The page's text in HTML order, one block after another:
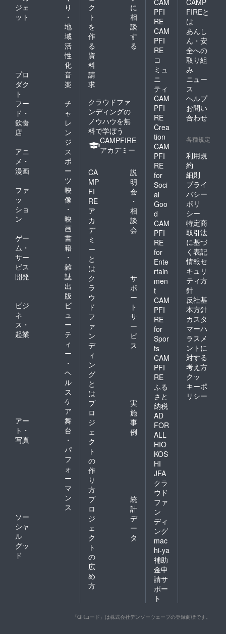
ジェ
ット
り
・
地
域
活
性
化
プロ
ダク
ト
音
楽
フー
ド・
飲食
店
チ
ャ
レ
ン
ジ
アニ
メ・
漫画
ス
ポ
ー
ツ
ファ
ッ
ショ
ン
映
像
・
映
画
ゲー
ム・
サー
ビス
開発
書
籍
・
雑
誌
出
版
ビジ
ネ
ス・
起業
ビ
ュ
ー
テ
ィ
ー
・
ヘ
ル
ス
ケ
ア
アー
ト・
写真
舞
台
・
パ
フ
ォ
ー
マ
ン
ス
ソー
シャ
ル
グッ
ド
ク
ト
を
作
る
に
相
談
す
る
資
料
請
求
クラウドファ
ンディングの
ノウハウを無
料で学ぼう
CAMPFIRE
アカデミー
CA
MP
FI
RE
ア
カ
デ
ミ
ー
と
は
説
明
会
・
相
談
会
ク
ラ
ウ
ド
フ
ァ
ン
デ
ィ
ン
グ
と
は
サ
ポ
ー
ト
サ
ー
ビ
ス
プ
ロ
ジ
ェ
ク
ト
の
作
り
方
実
施
事
例
プ
ロ
ジ
ェ
ク
ト
の
広
め
方
統
計
デ
ー
タ
CAM
PFI
RE
CAM
PFI
RE
コ
ミュ
ニ
ティ
CAM
PFI
RE
Crea
tion
CAM
PFI
RE
for
Soci
al
Goo
d
CAM
PFI
RE
for
Ente
rtain
men
t
CAM
PFI
RE
for
Spor
ts
CAM
PFI
RE
ふる
さと
納税
AD
FOR
ALL
HIO
KOS
HI
JFA
クラ
ウド
ファ
ン
ディ
ング
mac
hi-ya
補助
金申
請サ
ポー
ト
CAMP
FIREと
は
あんし
ん・安
全への
取り組
み
ニュー
ス
ヘルプ
お問い
合わせ
各種規定
利用規
約
細則
プライ
バシー
ポリ
シー
特定商
取引法
に基づ
く表記
情報セ
キュリ
ティ方
針
反社基
本方針
カスタ
マーハ
ラスメ
ントに
対する
考え方
クッ
キーポ
リシー
「QRコード」は株式会社デンソーウェーブの登録商標です。